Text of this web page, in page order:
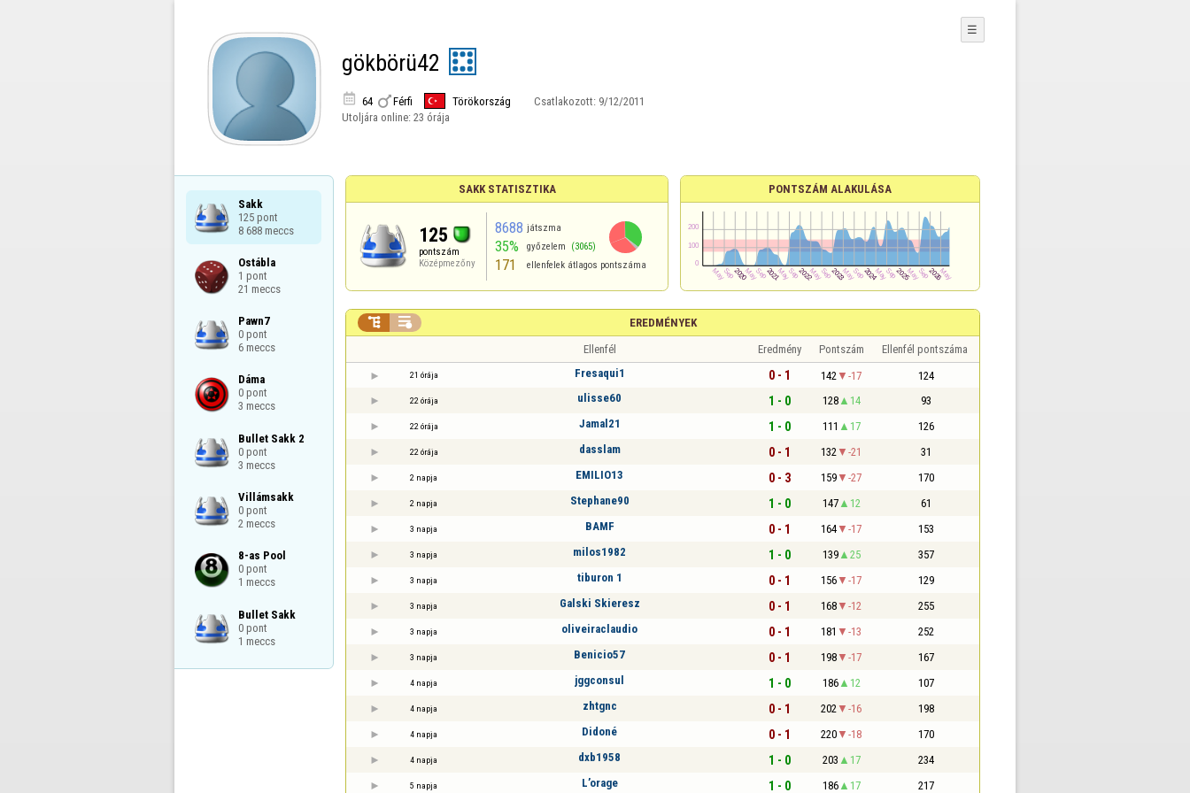
gökbörü42
 64 Férfi Törökország Csatlakozott: 9/12/2011
Utoljára online: 23 órája
☰
Sakk
125 pont
8 688 meccs
Ostábla
1 pont
21 meccs
Pawn7
0 pont
6 meccs
Dáma
0 pont
3 meccs
Bullet Sakk 2
0 pont
3 meccs
Villámsakk
0 pont
2 meccs
8-as Pool
0 pont
1 meccs
Bullet Sakk
0 pont
1 meccs
SAKK STATISZTIKA
125
pontszám
Középmezőny
8688 játszma
35% győzelem (3065)
171 ellenfelek átlagos pontszáma
PONTSZÁM ALAKULÁSA
EREDMÉNYEK
 
Ellenfél Eredmény Pontszám Ellenfél pontszáma
21 órája Fresaqui1 0 - 1 142 -17 124
22 órája ulisse60 1 - 0 128 14 93
22 órája Jamal21 1 - 0 111 17 126
22 órája dasslam 0 - 1 132 -21 31
2 napja EMILIO13 0 - 3 159 -27 170
2 napja Stephane90 1 - 0 147 12 61
3 napja BAMF 0 - 1 164 -17 153
3 napja milos1982 1 - 0 139 25 357
3 napja tiburon 1 0 - 1 156 -17 129
3 napja Galski Skieresz 0 - 1 168 -12 255
3 napja oliveiraclaudio 0 - 1 181 -13 252
3 napja Benicio57 0 - 1 198 -17 167
4 napja jggconsul 1 - 0 186 12 107
4 napja zhtgnc 0 - 1 202 -16 198
4 napja Didoné 0 - 1 220 -18 170
4 napja dxb1958 1 - 0 203 17 234
5 napja L’orage 1 - 0 186 17 217